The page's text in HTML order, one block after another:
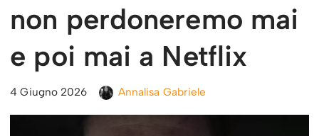
non perdoneremo mai
e poi mai a Netflix
4 Giugno 2026 Annalisa Gabriele